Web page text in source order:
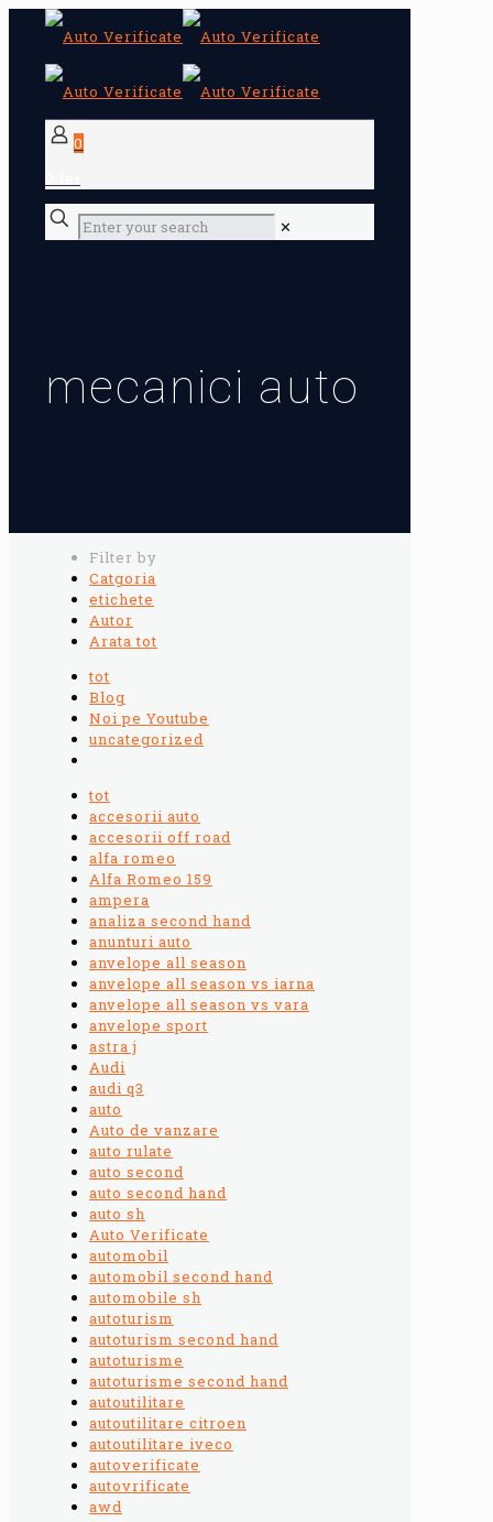
0
✕
mecanici auto
Filter by
Catgoria
etichete
Autor
Arata tot
tot
Blog
Noi pe Youtube
uncategorized
tot
accesorii auto
accesorii off road
alfa romeo
Alfa Romeo 159
ampera
analiza second hand
anunturi auto
anvelope all season
anvelope all season vs iarna
anvelope all season vs vara
anvelope sport
astra j
Audi
audi q3
auto
Auto de vanzare
auto rulate
auto second
auto second hand
auto sh
Auto Verificate
automobil
automobil second hand
automobile sh
autoturism
autoturism second hand
autoturisme
autoturisme second hand
autoutilitare
autoutilitare citroen
autoutilitare iveco
autoverificate
autovrificate
awd